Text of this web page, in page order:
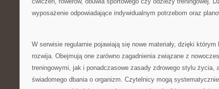
wyposażenie odpowiadające indywidualnym potrzebom oraz
W serwisie regularnie pojawiają się nowe materiały, dzięki
rozwija. Obejmują one zarówno zagadnienia związane z
treningowymi, jak i ponadczasowe zasady zdrowego stylu życia,
świadomego dbania o organizm. Czytelnicy mogą